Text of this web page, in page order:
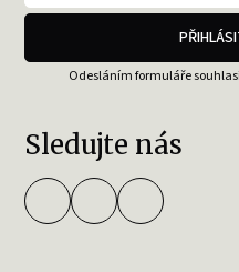
Odesláním formuláře
Sledujte nás